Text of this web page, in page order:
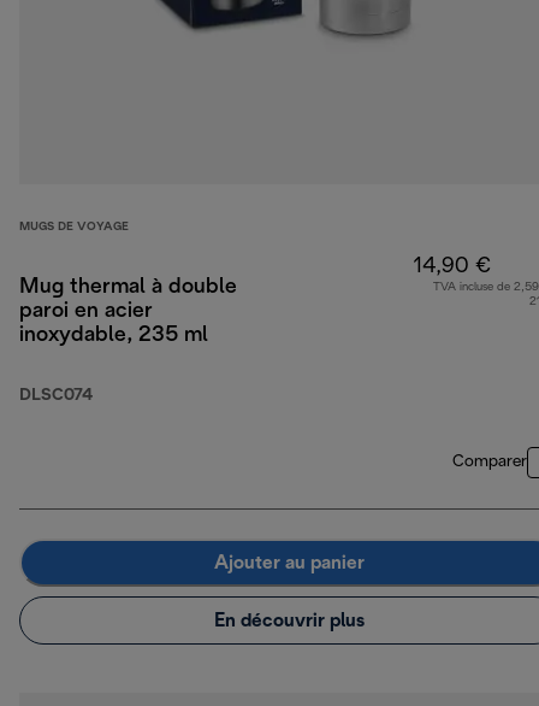
MUGS DE VOYAGE
Mug thermal à double
paroi en acier
inoxydable, 235 ml
DLSC074
14,90 €
TVA incluse de
Comparer
Ajouter au panier
En découvrir plus